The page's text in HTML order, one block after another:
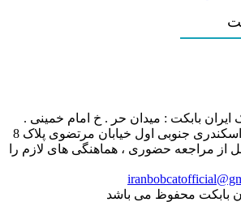
ایران بابکت : میدان حر . خ امام خمینی .
خیابان کمالی . خیابان اسکندری جنوبی اول خیابان مرتضوی پلاک 8
مراجعه حضوری ، هماهنگی های لازم را
بابکت محفوظ می باشد